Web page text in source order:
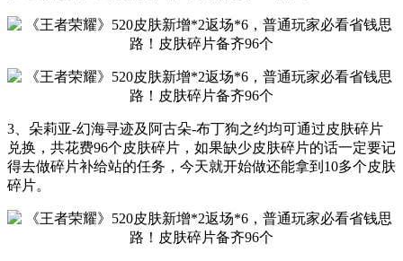
3、朵莉亚-幻海寻迹及阿古朵-布丁狗之约均可通过皮肤碎片
兑换，共花费96个皮肤碎片，如果缺少皮肤碎片的话一定要记
得去做碎片补给站的任务，今天就开始做还能拿到10多个皮肤
碎片。